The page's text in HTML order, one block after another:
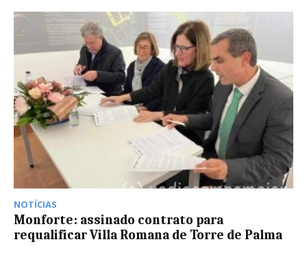
NOTÍCIAS
Monforte: assinado contrato para
requalificar Villa Romana de Torre de Palma